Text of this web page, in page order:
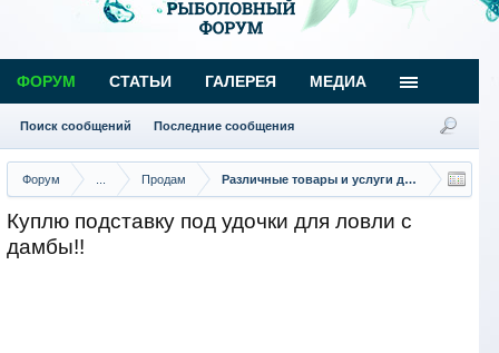
Форум Продам Различные товары и услуги для рыбаков
Куплю подставку под удочки для ловли с
дамбы!!
ФОРУМ
Поиск сообщений Последние сообщения
СТАТЬИ ГАЛЕРЕЯ МЕДИА